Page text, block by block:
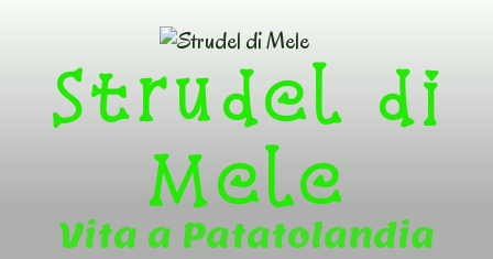
contentStrudel di
Mele
Vita a Patatolandia